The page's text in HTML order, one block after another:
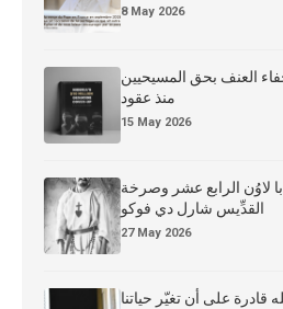
8 May 2026
العنف بحق المسيحيين
منذ عقود
15 May 2026
لاوُن الرابع عشر وصرخة
القدِّيس شارل دي فوكو
27 May 2026
قادرة على أن تغيّر حياتنا